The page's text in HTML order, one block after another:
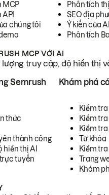
MCP
chúng tôi
Phân tích
SEO địa
Ý kiến của
Phân tích
MCP VỚI AI
lượng truy cập, độ hiển thị
Semrush
thức
thành công
hiển thị AI
tuyến
Khám phá
Kiểm
Kiểm tra
Kiểm
Từ khóa
Kiểm
Trang
Khám